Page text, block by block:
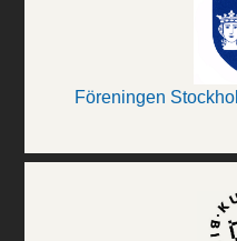
Föreningen